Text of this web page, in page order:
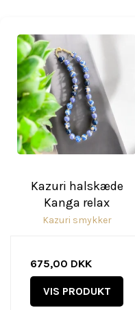
Kazuri halskæde
Kanga relax
Kazuri smykker
675,00 DKK
VIS PRODUKT